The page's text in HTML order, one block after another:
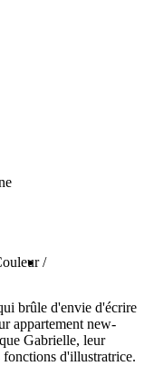
/
brûle d'envie d'écrire
appartement new-
Gabrielle, leur
d'illustratrice.